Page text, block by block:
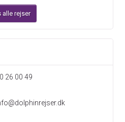
alle rejser
26 00 49